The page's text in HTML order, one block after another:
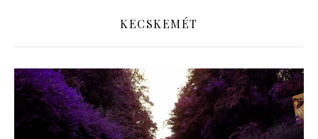
KECSKEMÉT